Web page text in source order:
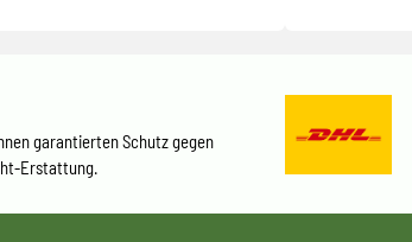
garantierten Schutz gegen
Erstattung.